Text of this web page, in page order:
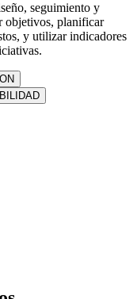
seguimiento y
objetivos, planificar
y utilizar indicadores